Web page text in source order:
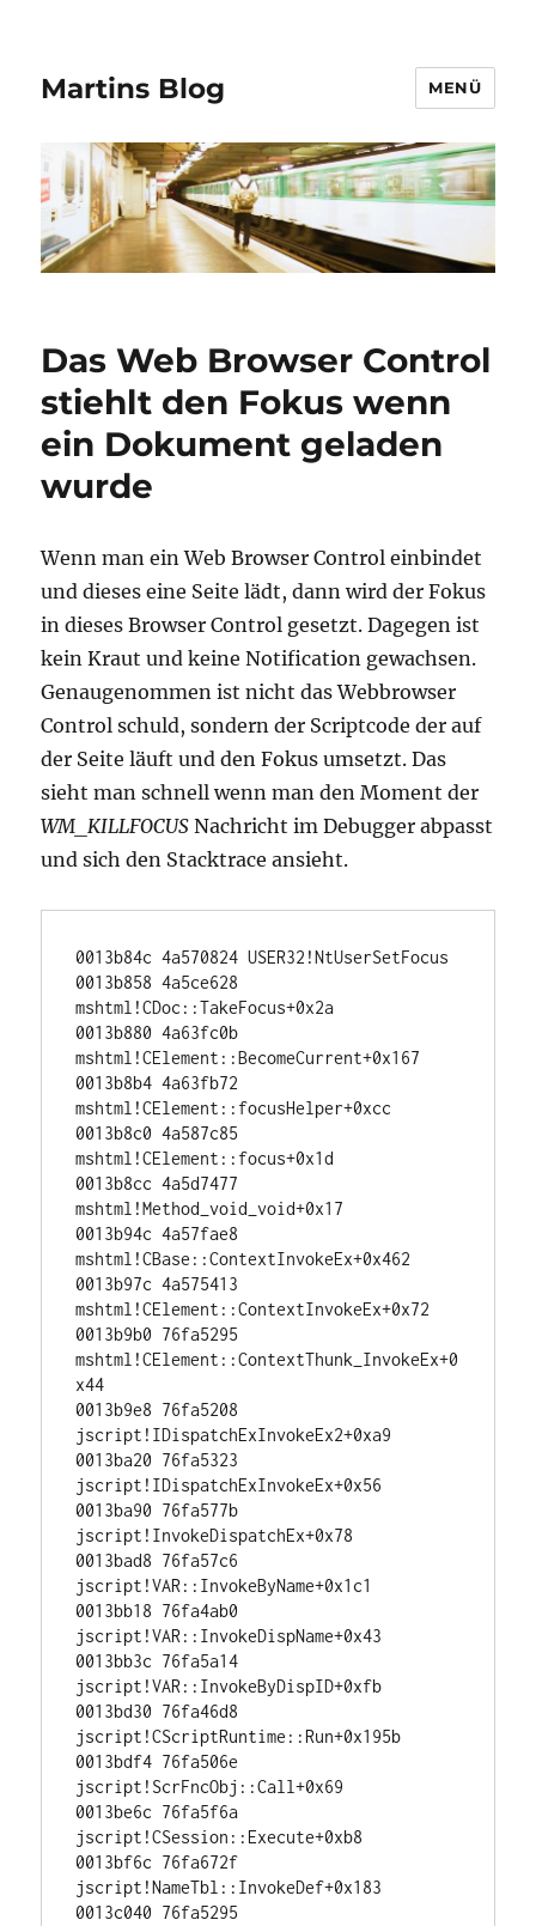
Martins Blog MENÜ
Das Web Browser Control
stiehlt den Fokus wenn
ein Dokument geladen
wurde
Wenn man ein Web Browser Control einbindet
und dieses eine Seite lädt, dann wird der Fokus
in dieses Browser Control gesetzt. Dagegen ist
kein Kraut und keine Notification gewachsen.
Genaugenommen ist nicht das Webbrowser
Control schuld, sondern der Scriptcode der auf
der Seite läuft und den Fokus umsetzt. Das
sieht man schnell wenn man den Moment der
WM_KILLFOCUSNachricht im Debugger abpasst
und sich den Stacktrace ansieht.
0013b84c 4a570824 USER32!NtUserSetFocus
0013b858 4a5ce628
mshtml!CDoc::TakeFocus+0x2a
0013b880 4a63fc0b
mshtml!CElement::BecomeCurrent+0x167
0013b8b4 4a63fb72
mshtml!CElement::focusHelper+0xcc
0013b8c0 4a587c85
mshtml!CElement::focus+0x1d
0013b8cc 4a5d7477
mshtml!Method_void_void+0x17
0013b94c 4a57fae8
mshtml!CBase::ContextInvokeEx+0x462
0013b97c 4a575413
mshtml!CElement::ContextInvokeEx+0x72
0013b9b0 76fa5295
mshtml!CElement::ContextThunk_InvokeEx+0
x44
0013b9e8 76fa5208
jscript!IDispatchExInvokeEx2+0xa9
0013ba20 76fa5323
jscript!IDispatchExInvokeEx+0x56
0013ba90 76fa577b
jscript!InvokeDispatchEx+0x78
0013bad8 76fa57c6
jscript!VAR::InvokeByName+0x1c1
0013bb18 76fa4ab0
jscript!VAR::InvokeDispName+0x43
0013bb3c 76fa5a14
jscript!VAR::InvokeByDispID+0xfb
0013bd30 76fa46d8
jscript!CScriptRuntime::Run+0x195b
0013bdf4 76fa506e
jscript!ScrFncObj::Call+0x69
0013be6c 76fa5f6a
jscript!CSession::Execute+0xb8
0013bf6c 76fa672f
jscript!NameTbl::InvokeDef+0x183
0013c040 76fa5295